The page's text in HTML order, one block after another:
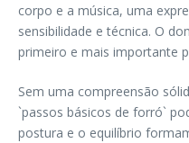
corpo e a música, uma
sensibilidade e técnica. O
primeiro e mais importante
Sem uma compreensão
`passos básicos de forró`
postura e o equilíbrio